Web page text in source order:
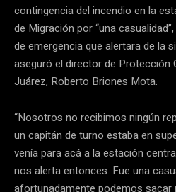
contingencia del incendio en la
de Migración por “una
de emergencia que alertara de la
aseguró el director de Protección
Juárez, Roberto Briones Mota.
“Nosotros no recibimos ningún
un capitán de turno estaba en
venía para acá a la estación
nos alerta entonces. Fue una
afortunadamente podemos sacar